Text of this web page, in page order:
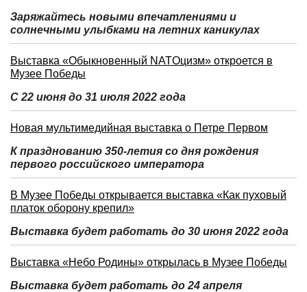
Заряжайтесь новыми впечатлениями и
солнечными улыбками на летних каникулах
Выставка «Обыкновенный NATOцизм» откроется в
Музее Победы
С 22 июня до 31 июля 2022 года
Новая мультимедийная выставка о Петре Первом
К празднованию 350-летия со дня рождения
первого российского императора
В Музее Победы открывается выставка «Как пуховый
платок оборону крепил»
Выставка будет работать до 30 июня 2022 года
Выставка «Небо Родины» открылась в Музее Победы
Выставка будет работать до 24 апреля